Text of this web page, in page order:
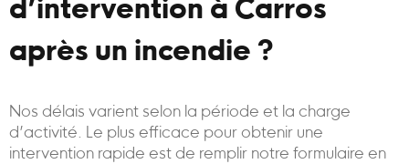
d’intervention à Carros
après un incendie ?
Nos délais varient selon la période et la charge
d’activité. Le plus efficace pour obtenir une
intervention rapide est de remplir notre formulaire en